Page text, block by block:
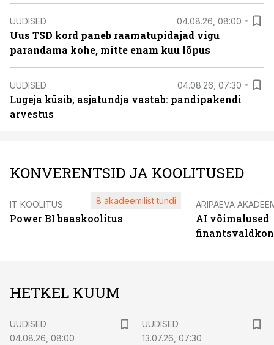
UUDISED 04.08.26, 08:00
Uus TSD kord paneb raamatupidajad vigu
parandama kohe, mitte enam kuu lõpus
UUDISED 04.08.26, 07:30
Lugeja küsib, asjatundja vastab: pandipakendi
arvestus
KONVERENTSID JA KOOLITUSED
IT KOOLITUS
Power BI baaskoolitus
8 akadeemilist tundi ÄRIPÄEVA
AI võimalused
HETKEL KUUM
UUDISED
04.08.26, 08:00
UUDISED
13.07.26, 07:30